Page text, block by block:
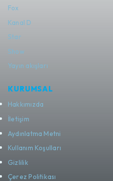
Fox
Kanal D
Star
Show
Yayın akışları
KURUMSAL
Hakkımızda
İletişim
Aydınlatma Metni
Kullanım Koşulları
Gizlilik
Çerez Politikası